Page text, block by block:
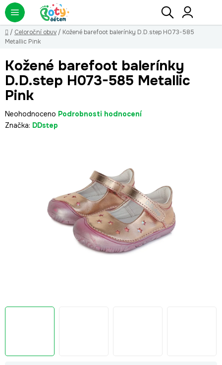
Přejít
na
obsah
Hledat
Domů
/ Celoroční obuv / Kožené barefoot balerínky D.D.step H073-585
Metallic Pink
Kožené barefoot balerínky
D.D.step H073-585 Metallic
Pink
Průměrné
hodnocení
Neohodnoceno Podrobnosti hodnocení
Značka: DDstep